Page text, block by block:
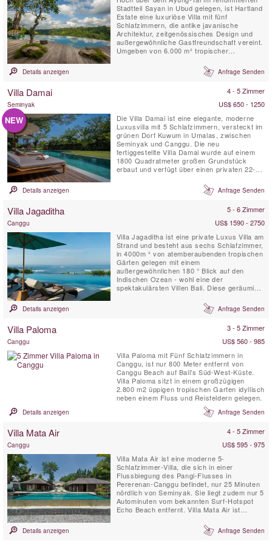
Stadtteil Sayan in Ubud gelegen, ist Hartland
Estate eine luxuriöse Villa mit fünf
Schlafzimmern, die antike javanische
Architektur, zeitgenössisches Design und
außergewöhnliche Gastfreundschaft vereint.
Umgeben von 6.000 m² tropischer
einen spektakulären, 26 Meter langen
Infinity-Pool mit Salzwasser, gespeist von
atemberaubenden Panoramablick über das
Details anzeigen Anfrage Senden
Villa Damai 4 - 5 Zimmer
Seminyak US$ 650 - 1250
NEW
Die Villa Damai ist eine elegante, moderne
Luxusvilla mit 5 Schlafzimmern, versteckt im
grünen Dorf Kuwum in Umalas, zwischen
Seminyak und Canggu. Die neu
fertiggestellte Villa Damai wurde auf einem
1800 Quadratmeter großen Grundstück
erbaut und verfügt über einen privaten 22-
Rasenfläche eingebettet ist. Es ist von
tropischen Gärten mit Blick auf natürliche
Details anzeigen Anfrage Senden
Villa Jagaditha 5 - 6 Zimmer
Canggu
US$ 1590 - 2750
Villa Jagaditha ist eine private Luxus Villa am
Strand und besteht aus sechs Schlafzimmer,
in 4000m ² von atemberaubenden tropischen
Gärten gelegen mit einem
außergewöhnlichen 180 ° Blick auf den
Indischen Ozean - wohl eine der
spektakulärsten Villen Bali. Diese geräumige
und Tagungen konzipiert. Egal, ob Sie 2 oder
12 in der Gruppe sind, wird sich unser
Details anzeigen Anfrage Senden
Villa Paloma 3 - 5 Zimmer
Canggu
US$ 560 - 985
Villa Paloma mit Fünf Schlafzimmern in
Canggu, ist nur 800 Meter entfernt von
Canggu Beach auf Bali's Süd-West-Küste.
Villa Paloma sitzt in einem großzügigen
2.800 m2 üppigen tropischen Garten idyllisch
neben einem Fluss und Reisfeldern gelegen.
Details anzeigen Anfrage Senden
Villa Mata Air 4 - 5 Zimmer
Canggu
US$ 595 - 975
Villa Mata Air ist eine moderne 5-
Schlafzimmer-Villa, die sich in einer
Flussbiegung des Pangi-Flusses in
Pererenan-Canggu befindet, nur 25 Minuten
nördlich von Seminyak. Sie liegt zudem nur 5
Autominuten vom bekannten Surf-Hotspot
Echo Beach entfernt. Villa Mata Air ist
Inselaufenthalt und kombiniert balinesischen
offenen Wohnstil mit modernem westlichen
Details anzeigen Anfrage Senden